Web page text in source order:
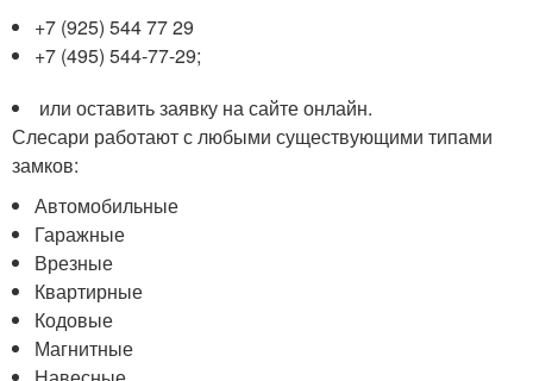
+7 (925) 544 77 29
+7 (495) 544-77-29;
или оставить заявку на сайте онлайн.
Слесари работают с любыми существующими типами
замков:
Автомобильные
Гаражные
Врезные
Квартирные
Кодовые
Магнитные